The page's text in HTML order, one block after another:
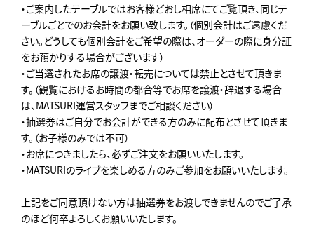
・ご案内したテーブルではお客様どおし相席にてご覧頂き、同じテ
ーブルごとでのお会計をお願い致します。（個別会計はご遠慮くだ
さい。どうしても個別会計をご希望の際は、オーダーの際に身分証
をお預かりする場合がございます）
・ご当選されたお席の譲渡・転売については禁止とさせて頂きま
す。（観覧におけるお時間の都合等でお席を譲渡・辞退する場合
は、MATSURI運営スタッフまでご相談ください）
・抽選券はご自分でお会計ができる方のみに配布とさせて頂きま
す。（お子様のみでは不可）
・お席につきましたら、必ずご注文をお願いいたします。
・MATSURIのライブを楽しめる方のみご参加をお願いいたします。
上記をご同意頂けない方は抽選券をお渡しできませんのでご了承
のほど何卒よろしくお願いいたします。